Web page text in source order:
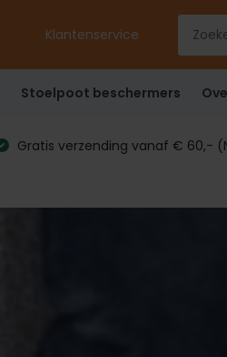
Klantenservice
Stoelpoot beschermers
Gratis verzending vanaf € 60,-